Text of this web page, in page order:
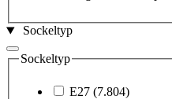
Sockeltyp
Sockeltyp
E27 (7.804)